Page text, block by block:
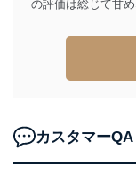
善し、常に最
貴殿の個人情
適切、かつ迅
株式会社富士
の評価は総じて甘
カスタマーQA